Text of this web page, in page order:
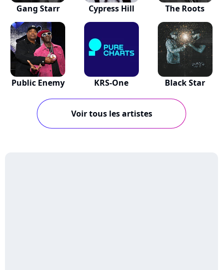
Gang Starr Cypress Hill The Roots
Public Enemy KRS-One Black Star
Voir tous les artistes